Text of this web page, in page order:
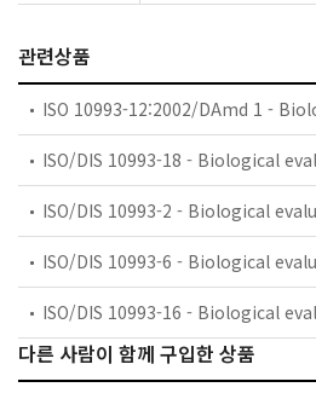
관련상품
다른 사람이 함께 구입한 상품